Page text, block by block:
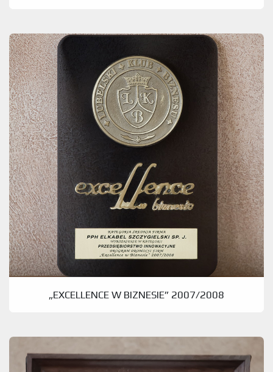
„EXCELLENCE W BIZNESIE” 2007/2008